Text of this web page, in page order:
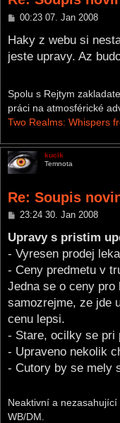
P
s
00:23 07. Jan 2008
Haky z webu si
jeste upravy. Az
Spolu s Rejtym
práci na atmosférické
Two Realms: Whispers
kucik
Temnota
Re: Soupis
P
s
t
23:24 30. Jan 2008
Upravy s pristim
- Vyresen prodej
- Ceny predmetu v
Jedna se o ceny pro
samozrejme, ze jde
cenu lepsi.
- Stare, ocilky se pri
- Upraveno nekolik
- Cutory by se mely
Neaktivní a
WB/DM.